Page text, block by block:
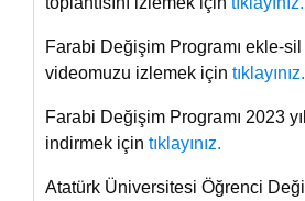
Farabi Değişim Programı ekle-
videomuzu izlemek için tıklayınız.
Farabi Değişim Programı 2023
indirmek için tıklayınız.
Atatürk Üniversitesi Öğrenci